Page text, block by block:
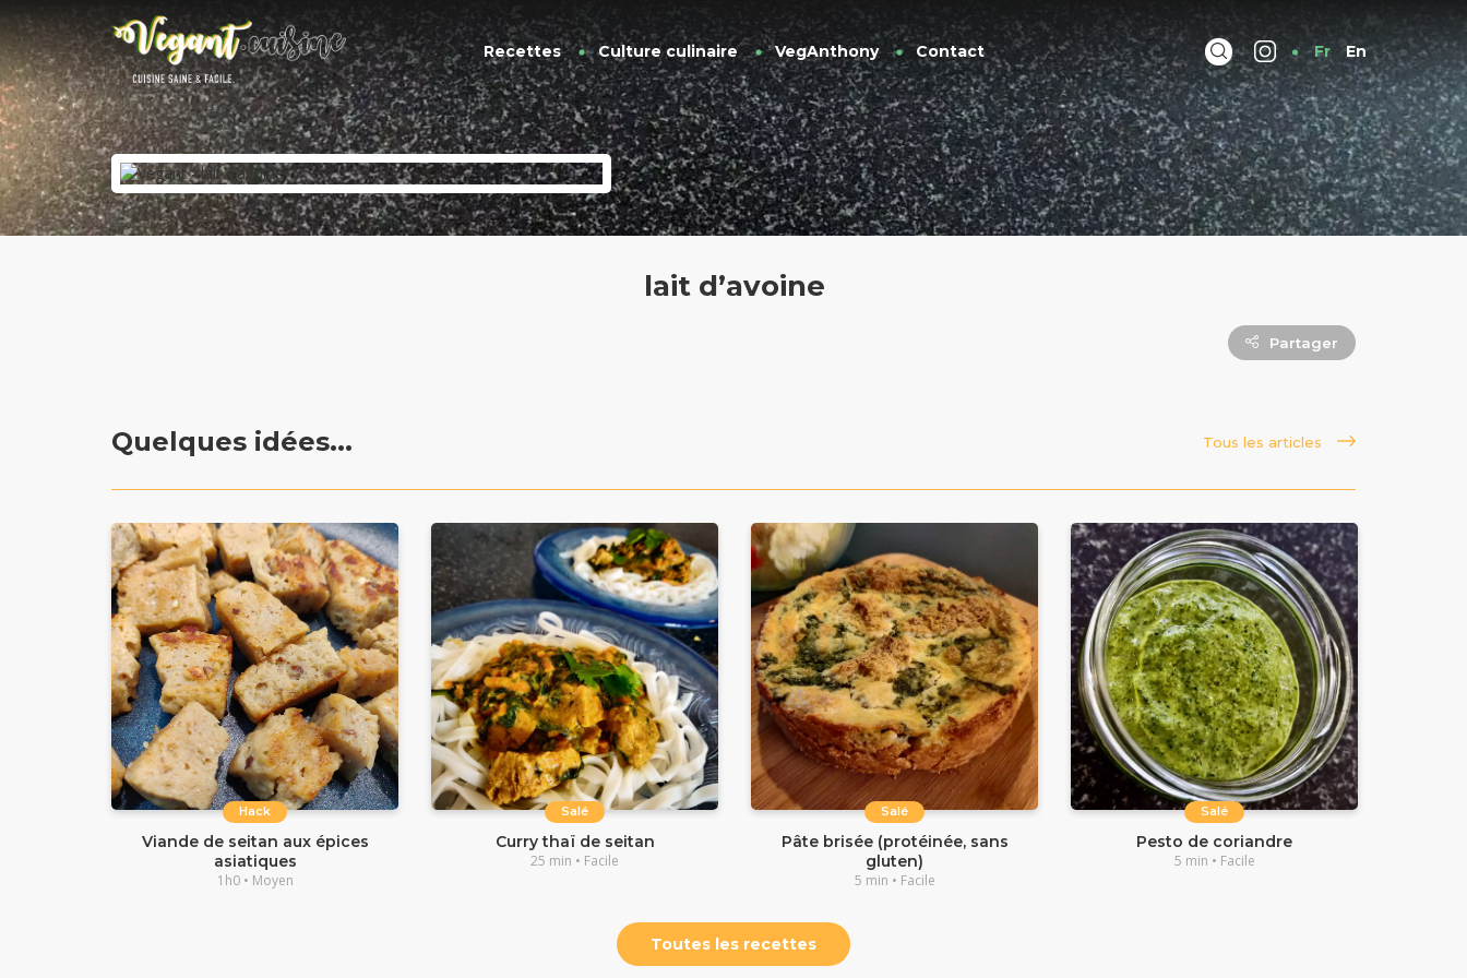
Recettes Culture culinaire VegAnthony Contact Fr En
lait d’avoine
Partager
Quelques idées... Tous les articles
Hack
Viande de seitan aux épices
asiatiques
1h0 • Moyen
Salé
Curry thaï de seitan
25 min • Facile
Salé
Pâte brisée (protéinée, sans
gluten)
5 min • Facile
Salé
Pesto de coriandre
5 min • Facile
Toutes les recettes